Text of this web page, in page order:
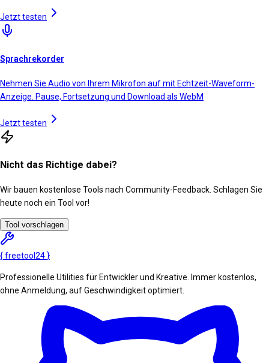
Jetzt testen
Sprachrekorder
Nehmen Sie Audio von Ihrem Mikrofon auf mit Echtzeit-Waveform-
Anzeige. Pause, Fortsetzung und Download als WebM
Jetzt testen
Nicht das Richtige dabei?
Wir bauen kostenlose Tools nach Community-Feedback. Schlagen Sie
heute noch ein Tool vor!
Tool vorschlagen
{freetool24}
Professionelle Utilities für Entwickler und Kreative. Immer kostenlos,
ohne Anmeldung, auf Geschwindigkeit optimiert.